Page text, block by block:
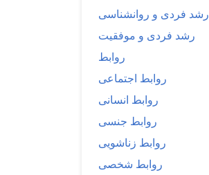
رشد فردی و روانشناسی
رشد فردی و موفقیت
روابط
روابط اجتماعی
روابط انسانی
روابط جنسی
روابط زناشویی
روابط شخصی